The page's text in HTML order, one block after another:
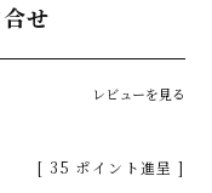
せ
レビューを見る
[ 35 ポイント進呈 ]